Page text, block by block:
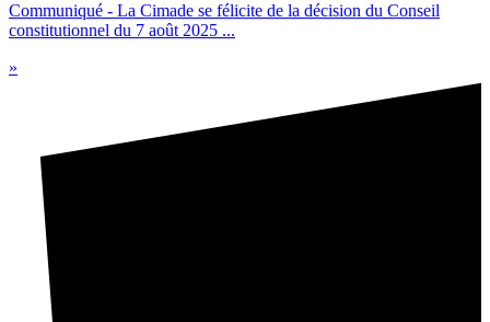
Communiqué - La Cimade se félicite de la décision du Conseil
constitutionnel du 7 août 2025 ...
»